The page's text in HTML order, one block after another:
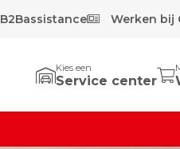
B2Bassistance Werken bij
Kies een
Service center